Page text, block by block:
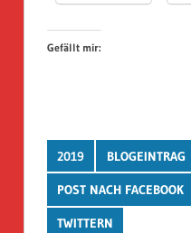
Gefällt mir:
2019 BLOGEINTRAG
POST NACH FACEBOOK
TWITTERN